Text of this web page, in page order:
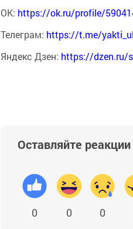
ОК: https://ok.ru/profile/
Телеграм: https://t.me/yakti_ul
Яндекс Дзен: https://dzen.ru/
Оставляйте реакции
0 0 0